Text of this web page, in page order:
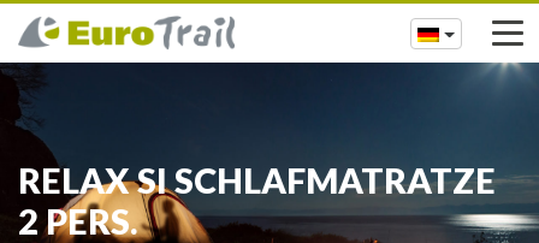
RELAX SI SCHLAFMATRATZE
2 PERS.